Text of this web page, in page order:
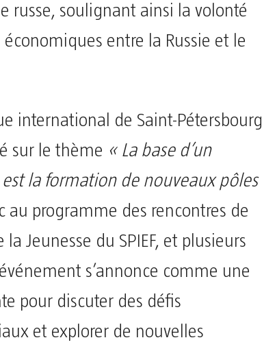
russe, soulignant ainsi la volonté
entre la Russie et le
international de Saint-Pétersbourg
sur le thème « La base d’un
la formation de nouveaux pôles
au programme des rencontres de
la Jeunesse du SPIEF, et plusieurs
s’annonce comme une
pour discuter des défis
et explorer de nouvelles